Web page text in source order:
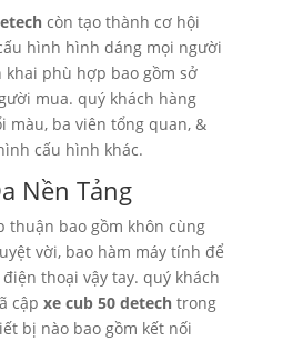
còn tạo thành cơ hội
hình hình dáng mọi người
phù hợp bao gồm sở
mua. quý khách hàng
màu, ba viên tổng quan, &
cấu hình khác.
Nền Tảng
thuận bao gồm khôn cùng
vời, bao hàm máy tính để
thoại vậy tay. quý khách
cập xe cub 50 detechtrong
bị nào bao gồm kết nối